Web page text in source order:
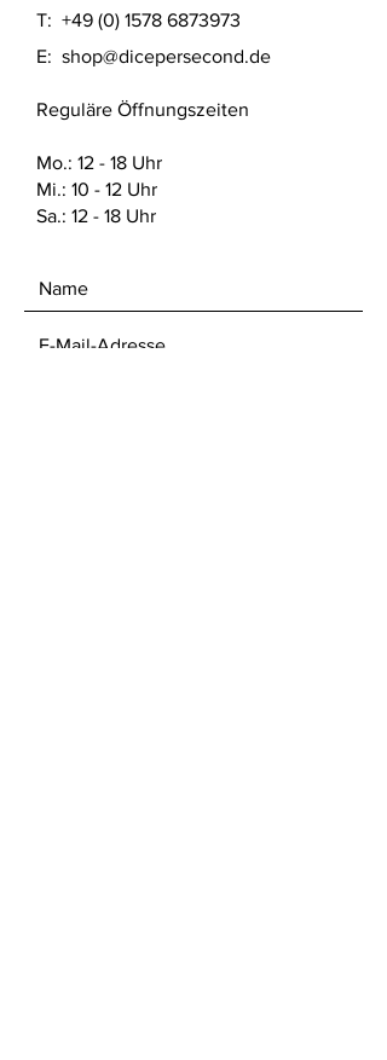
T: +49 (0) 1578 6873973
E: shop@dicepersecond.de
Reguläre Öffnungszeiten
Mo.: 12 - 18 Uhr
Mi.: 10 - 12 Uhr
Sa.: 12 - 18 Uhr